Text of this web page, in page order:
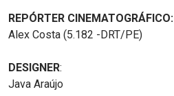
REPÓRTER CINEMATOGRÁFICO:
Alex Costa (5.182 -DRT/PE)
DESIGNER:
Java Araújo